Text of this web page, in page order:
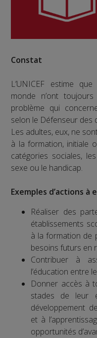
Constat
L’UNICEF estime
monde n’ont
problème qui
selon le Défenseur des
Les adultes, eux, ne
à la formation, initiale
catégories sociales,
sexe ou le handicap.
Exemples d’actions
Réaliser des
établissements
à la formation de
besoins futurs en
Contribuer à
l’éducation entre
Donner accès à
stades de leur
développement
et à
opportunités